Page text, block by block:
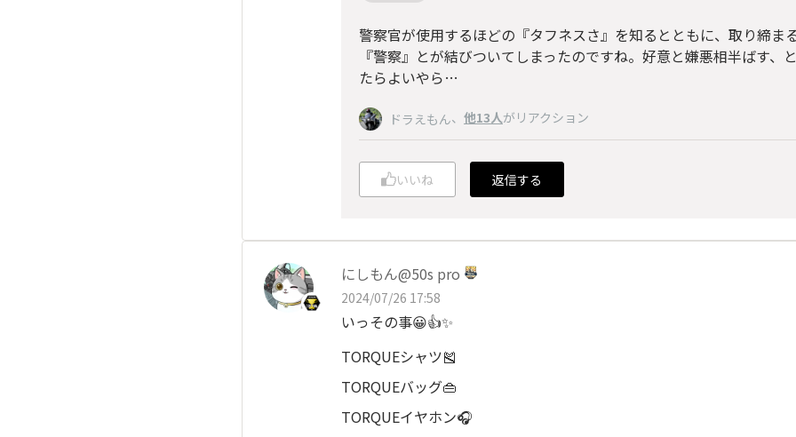
警察官が使用するほどの『タフネスさ』を知るとともに、取り締ま
『警察』とが結びついてしまったのですね。好意と嫌悪相半ばす、
たらよいやら…
ドラえもん、 他13人がリアクション
いいね 返信する
にしもん@50s pro
2024/07/26 17:58
いっその事😀👍✨
TORQUEシャツ🎽
TORQUEバッグ👜
TORQUEイヤホン🎧️